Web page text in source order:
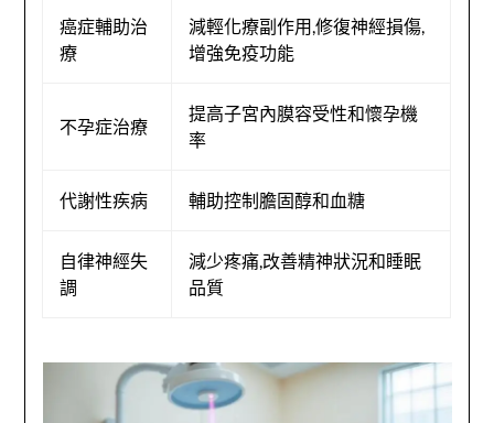
癌症輔助治
療
減輕化療副作用,修復神經損傷,
增強免疫功能
不孕症治療
提高子宮內膜容受性和懷孕機
率
代謝性疾病 輔助控制膽固醇和血糖
自律神經失
調
減少疼痛,改善精神狀況和睡眠
品質